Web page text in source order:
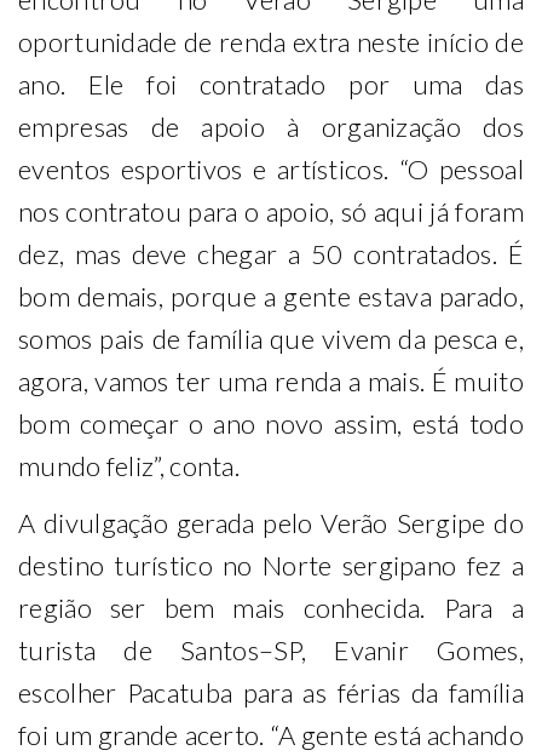
oportunidade de renda extra neste início de
ano. Ele foi contratado por uma das
empresas de apoio à organização dos
eventos esportivos e artísticos. “O pessoal
nos contratou para o apoio, só aqui já foram
dez, mas deve chegar a 50 contratados. É
bom demais, porque a gente estava parado,
somos pais de família que vivem da pesca e,
agora, vamos ter uma renda a mais. É muito
bom começar o ano novo assim, está todo
mundo feliz”, conta.
A divulgação gerada pelo Verão Sergipe do
destino turístico no Norte sergipano fez a
região ser bem mais conhecida. Para a
turista de Santos–SP, Evanir Gomes,
escolher Pacatuba para as férias da família
foi um grande acerto. “A gente está achando